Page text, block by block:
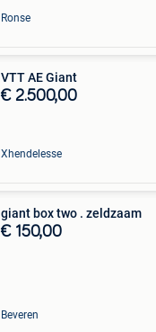
Ronse
VTT AE Giant
€ 2.500,00
Xhendelesse
giant box two . zeldzaam
€ 150,00
Beveren